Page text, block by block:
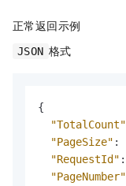
正常返回示例
JSON 格式
{
"TotalCount"
"PageSize" :
"RequestId" :
"PageNumber"